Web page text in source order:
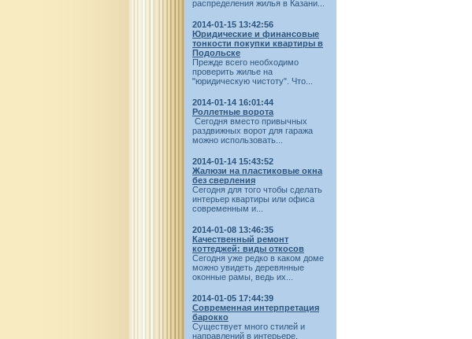
распределения жилья в Казани...
2014-01-15 13:42:56
Юридические и финансовые
тонкости покупки квартиры в
Подольске
Прежде всего необходимо
проверить жилье на
"юридическую чистоту". Что...
2014-01-14 16:01:44
Роллетные ворота
Сегодня вместо привычных
раздвижных ворот для гаража
можно использовать...
2014-01-14 15:43:52
Жалюзи на пластиковые окна
без сверления
Сегодня для того чтобы сделать
интерьер квартиры или офиса
современным и...
2014-01-08 13:46:35
Качественный ремонт
коттеджей: виды откосов
Сегодня уже редко в каком доме
можно увидеть деревянные
оконные рамы, ведь их...
2014-01-05 17:44:39
Современная интерпретация
барокко
Существует много стилей и
направлений в интерьере,